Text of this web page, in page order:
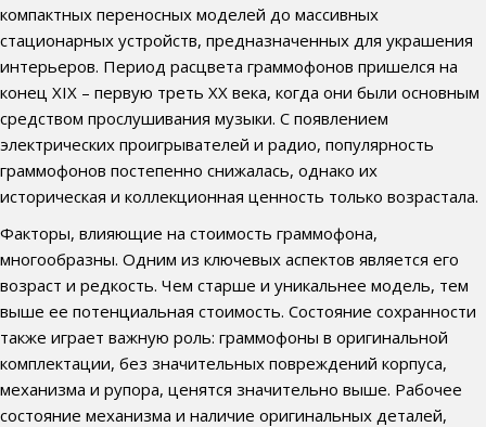
компактных переносных моделей до массивных
стационарных устройств, предназначенных для украшения
интерьеров. Период расцвета граммофонов пришелся на
конец XIX – первую треть XX века, когда они были основным
средством прослушивания музыки. С появлением
электрических проигрывателей и радио, популярность
граммофонов постепенно снижалась, однако их
историческая и коллекционная ценность только возрастала.
Факторы, влияющие на стоимость граммофона,
многообразны. Одним из ключевых аспектов является его
возраст и редкость. Чем старше и уникальнее модель, тем
выше ее потенциальная стоимость. Состояние сохранности
также играет важную роль: граммофоны в оригинальной
комплектации, без значительных повреждений корпуса,
механизма и рупора, ценятся значительно выше. Рабочее
состояние механизма и наличие оригинальных деталей,